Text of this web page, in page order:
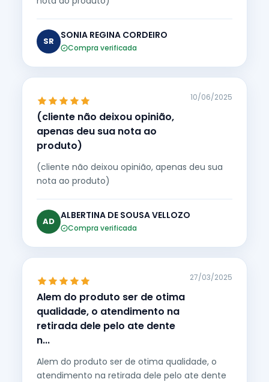
SR
SONIA REGINA CORDEIRO
Compra verificada
(cliente não deixou opinião,
apenas deu sua nota ao
produto)
10/06/2025
(cliente não deixou opinião, apenas deu sua
nota ao produto)
AD
ALBERTINA DE SOUSA VELLOZO
Compra verificada
Alem do produto ser de otima
qualidade, o atendimento na
retirada dele pelo ate dente
n...
27/03/2025
Alem do produto ser de otima qualidade, o
atendimento na retirada dele pelo ate dente